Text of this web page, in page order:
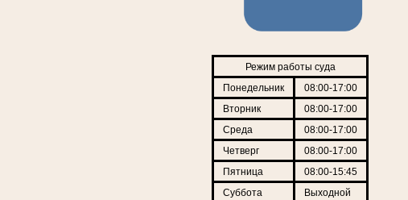
Режим работы суда
Понедельник
08:00-17:00
Вторник
08:00-17:00
Среда
08:00-17:00
Четверг
08:00-17:00
Пятница
08:00-15:45
Суббота
Выходной